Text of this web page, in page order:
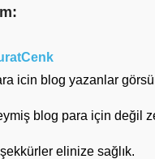
icin blog yazanlar
blog para için değil
elinize sağlık.